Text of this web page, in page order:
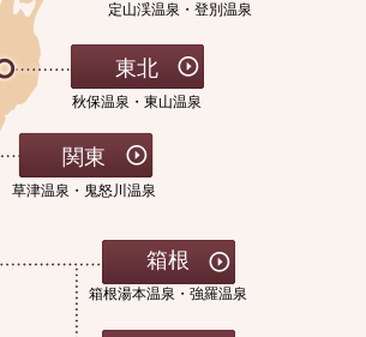
定山渓温泉・登別温泉
東北
秋保温泉・東山温泉
関東
草津温泉・鬼怒川温泉
箱根
箱根湯本温泉・強羅温泉